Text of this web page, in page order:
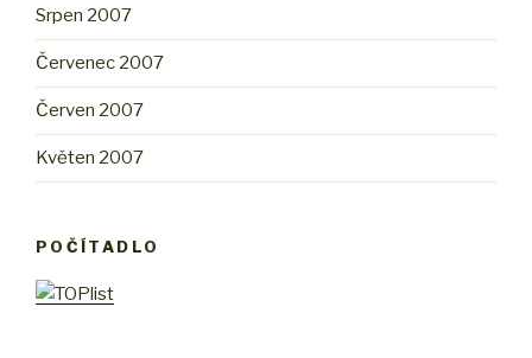
Srpen 2007
Červenec 2007
Červen 2007
Květen 2007
POČÍTADLO